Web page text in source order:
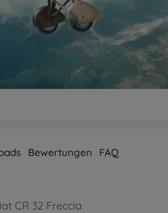
Bewertungen FAQ
CR 32 Freccia